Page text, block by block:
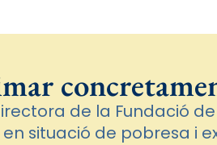
de la Fundació
situació de pobresa i